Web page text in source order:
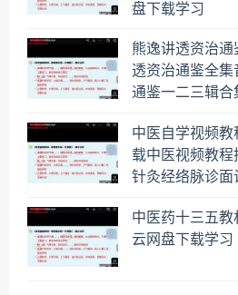
盘下载学习
熊逸讲透资治
透资治通鉴全
通鉴一二三辑合
中医自学视频教
载中医视频教程
针灸经络脉诊面
中医药十三五
云网盘下载学习